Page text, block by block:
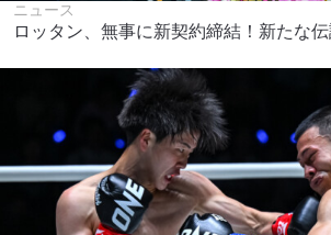
ニュース
ロッタン、無事に新契約締結！新たな